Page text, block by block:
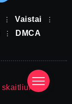
Vaistai
DMCA